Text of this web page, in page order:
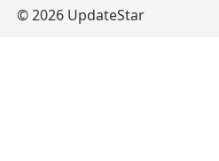
© 2026 UpdateStar